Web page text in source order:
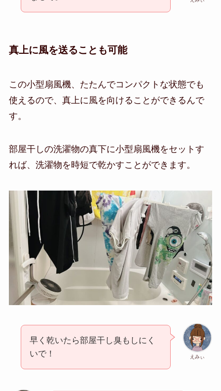
真上に風を送ることも可能
この小型扇風機、たたんでコンパクトな状態でも
使えるので、真上に風を向けることができるんで
す。
部屋干しの洗濯物の真下に小型扇風機をセットす
れば、洗濯物を時短で乾かすことができます。
えみぃ
早く乾いたら部屋干し臭もしにく
いで！